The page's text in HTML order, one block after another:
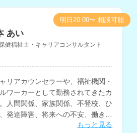
あい
健福祉士・キャリアコンサルタント
リアカウンセラーや、福祉機関・
ワーカーとして勤務されてきたカ
人間関係、家族関係、不登校、ひ
発達障害、将来への不安、働き方
もっと見る
明日20:00〜 相談可能